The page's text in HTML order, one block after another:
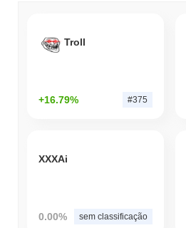
Troll
+16.79% #375
XXXAi
0.00% sem classificação